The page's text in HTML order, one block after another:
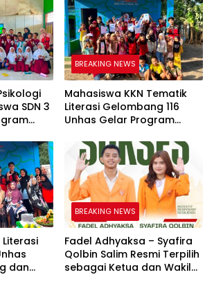
SDN 3
Bullying
BREAKING NEWS
Mahasiswa KKN Tematik
Literasi Gelombang 116
Unhas Gelar Program
Baca Anak Melalui
Membaca Nyaring
Literasi
dan
BREAKING NEWS
Fadel Adhyaksa – Syafira
Qolbin Salim Resmi Terpilih
sebagai Ketua dan Wakil